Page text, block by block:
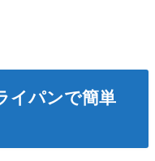
イパンで簡単